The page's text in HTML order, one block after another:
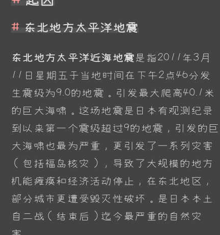
东北地方太平洋地震
东北地方太平洋近海地震是指2011年3月
11日星期五于当地时间在下午2点46分发
生震级为9.0的地震。引发最大爬高40.1米
的巨大海啸。这场地震是日本有观测纪录
到以来第一个震级超过9的地震，引发的巨
大海啸也最为严重，更引发了一系列灾害
（包括福岛核灾），导致了大规模的地方
机能瘫痪和经济活动停止，在东北地区，
部分城市更遭受毁灭性破坏。是日本本土
自二战（结束后）迄今最严重的自然灾
害。